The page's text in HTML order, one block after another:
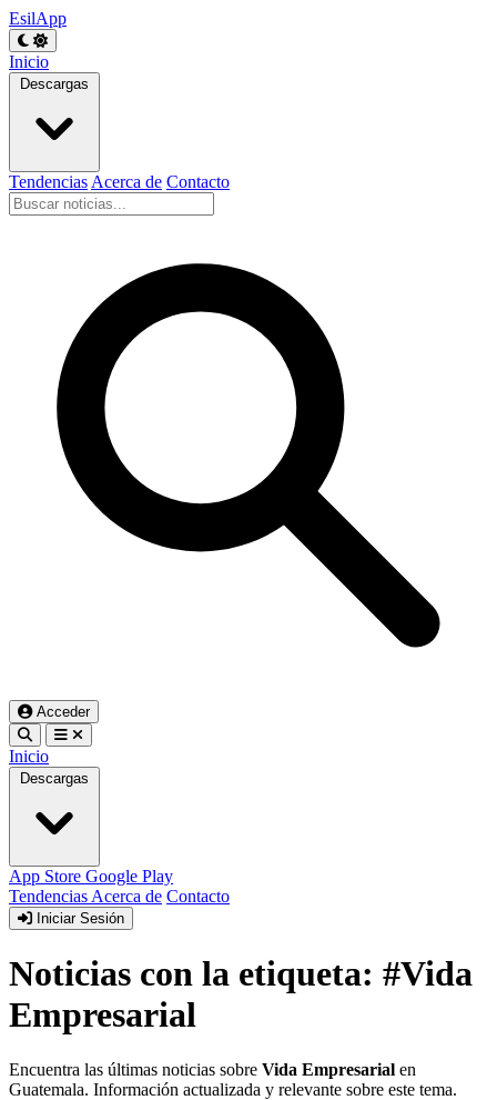
EsilApp
Inicio
Descargas
Tendencias Acerca de Contacto
Acceder
Inicio
Descargas
App Store Google Play
Tendencias Acerca de Contacto
Iniciar Sesión
Noticias con la etiqueta: #Vida
Empresarial
Encuentra las últimas noticias sobre Vida Empresarial en
Guatemala. Información actualizada y relevante sobre este tema.